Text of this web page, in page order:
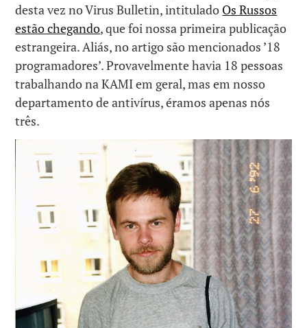
desta vez no Virus Bulletin, intitulado Os Russos
estão chegando, que foi nossa primeira publicação
estrangeira. Aliás, no artigo são mencionados ’18
programadores’. Provavelmente havia 18 pessoas
trabalhando na KAMI em geral, mas em nosso
departamento de antivírus, éramos apenas nós
três.